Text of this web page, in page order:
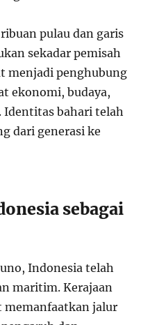
pulau dan garis
sekadar pemisah
menjadi penghubung
ekonomi, budaya,
Identitas bahari telah
dari generasi ke
sebagai
Indonesia telah
maritim. Kerajaan
memanfaatkan jalur